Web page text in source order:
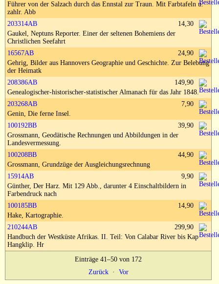
AGB
Widerruf
Datenschutz
Versand&Zahlung
Impressum
Führer von der Salzach durch das Ennstal zur Traun. Mit Farbtafeln u.
zahlr. Abb
203314AB
Gaukel, Neptuns Reporter. Einer der seltenen Bohemiens der
Christlichen Seefahrt
14,30
16567AB
Gehrig, Bilder aus Hannovers Geographie und Geschichte. Zur Belebung
der Heimatk
24,90
208386AB
Genealogischer-historischer-statistischer Almanach für das Jahr 1848.
149,90
203268AB
Genin, Die ferne Insel.
7,90
100192BB
Grossmann, Geodätische Rechnungen und Abbildungen in der
Landesvermessung.
39,90
100208BB
Grossmann, Grundzüge der Ausgleichungsrechnung
44,90
15914AB
Günther, Der Harz. Mit 129 Abb., darunter 4 Einschaltbildern in
Farbendruck nach
9,90
100185BB
Hake, Kartographie.
14,90
210244AB
Handbuch der Westküste Afrikas. II. Teil: Von Calabar River bis Kap
Hangklip. Hr
299,90
Einträge 41–50 von 172
Zurück
· Vor